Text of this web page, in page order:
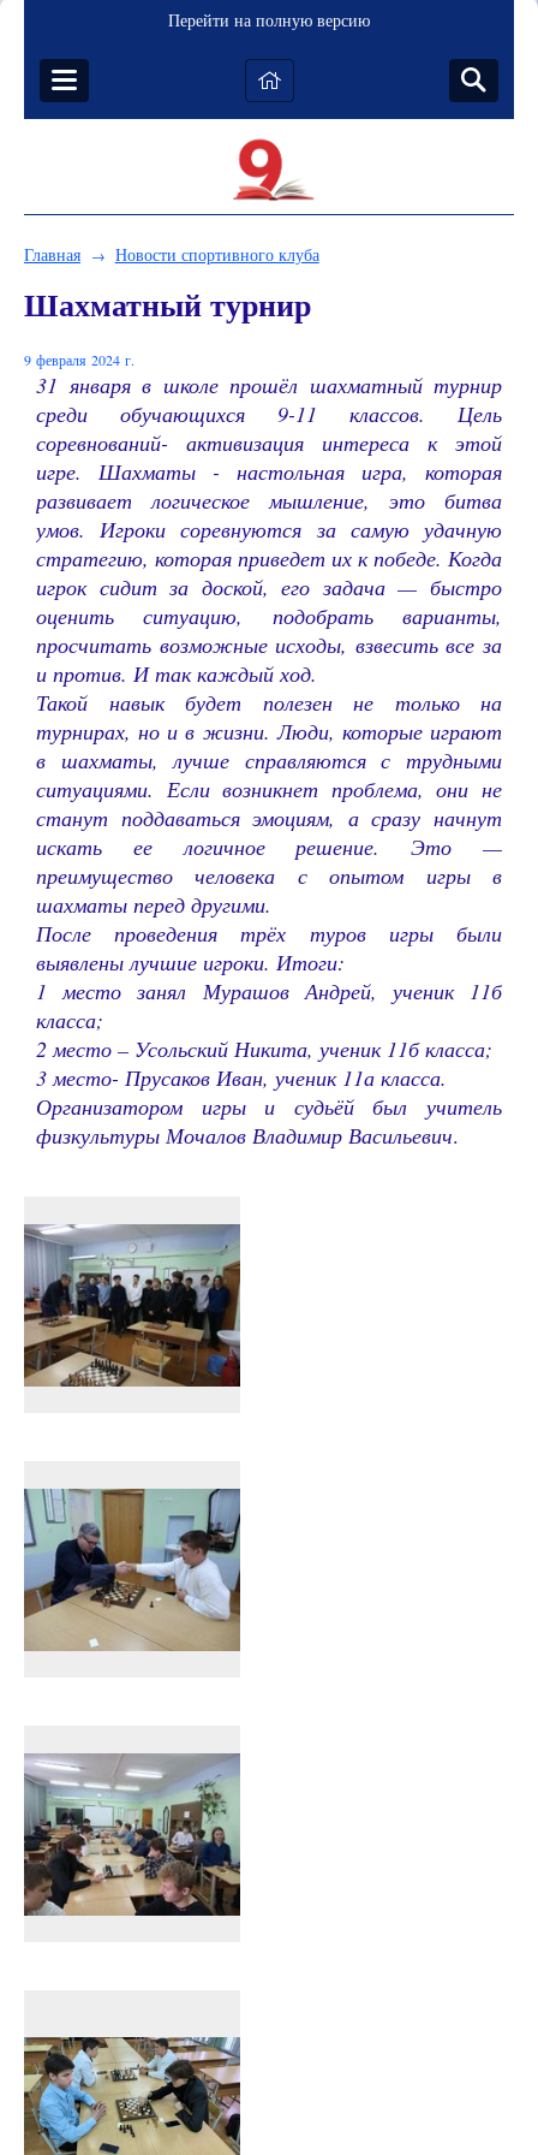
Перейти на полную версию
Главная → Новости спортивного клуба
Шахматный турнир
9 февраля 2024 г.
31 января в школе прошёл шахматный турнир
среди обучающихся 9-11 классов. Цель
соревнований- активизация интереса к этой
игре. Шахматы - настольная игра, которая
развивает логическое мышление, это битва
умов. Игроки соревнуются за самую удачную
стратегию, которая приведет их к победе. Когда
игрок сидит за доской, его задача — быстро
оценить ситуацию, подобрать варианты,
просчитать возможные исходы, взвесить все за
и против. И так каждый ход.
Такой навык будет полезен не только на
турнирах, но и в жизни. Люди, которые играют
в шахматы, лучше справляются с трудными
ситуациями. Если возникнет проблема, они не
станут поддаваться эмоциям, а сразу начнут
искать ее логичное решение. Это —
преимущество человека с опытом игры в
шахматы перед другими.
После проведения трёх туров игры были
выявлены лучшие игроки. Итоги:
1 место занял Мурашов Андрей, ученик 11б
класса;
2 место – Усольский Никита, ученик 11б класса;
3 место- Прусаков Иван, ученик 11а класса.
Организатором игры и судьёй был учитель
физкультуры Мочалов Владимир Васильевич.